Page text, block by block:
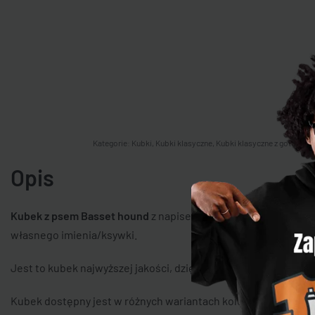
Kategorie: Kubki Kubki klasyczne Kubki klasyczne z
Opis
Kubek z psem Basset hound z napisem „ze mną wszystko jest
własnego imienia/ksywki.
Jest to kubek najwyższej jakości, dzięki czemu
Kubek dostępny jest w różnych wariantach kolorystycznych.